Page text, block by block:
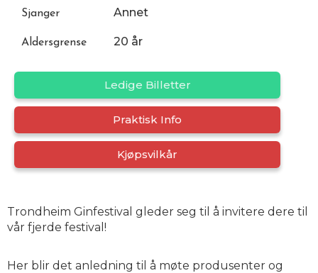
Sjanger Annet
Aldersgrense 20 år
Ledige Billetter
Praktisk Info
Kjøpsvilkår
Trondheim Ginfestival gleder seg til å invitere dere til
vår fjerde festival!
Her blir det anledning til å møte produsenter og